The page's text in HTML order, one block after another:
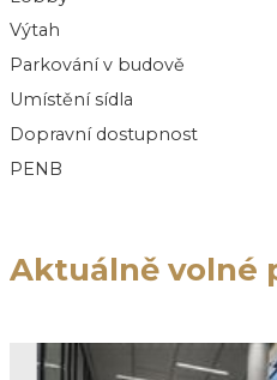
Výtah
Parkování v budově
Umístění sídla
Dopravní dostupnost
PENB
Aktuálně volné